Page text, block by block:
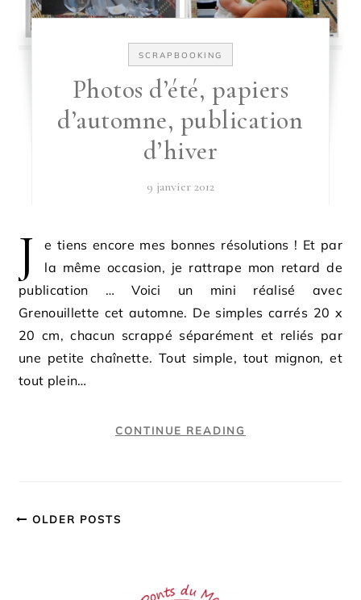
SCRAPBOOKING
Photos d’été, papiers
d’automne, publication
d’hiver
9 janvier 2012
J
e tiens encore mes bonnes résolutions ! Et par
la même occasion, je rattrape mon retard de
publication … Voici un mini réalisé avec
Grenouillette cet automne. De simples carrés 20 x
20 cm, chacun scrappé séparément et reliés par
une petite chaînette. Tout simple, tout mignon, et
tout plein…
CONTINUE READING
OLDER POSTS